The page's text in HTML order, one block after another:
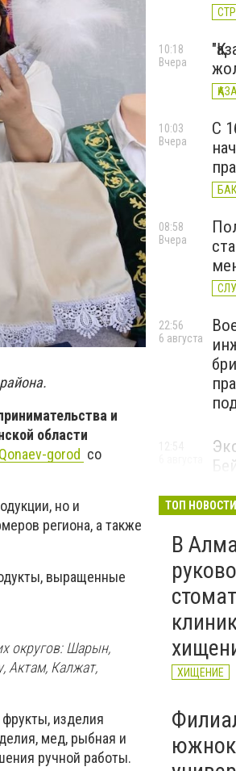
и
области
Qonaev-gorod со
но и
региона, а также
выращенные
округов: Шарын,
Актам, Калжат,
изделия
мед, рыбная и
ручной работы.
10:18
Вчера
С
10:03
Вчера
08:58
Вчера
22:56
6 августа
ТОП НОВОСТИ
В
ХИЩЕНИЕ